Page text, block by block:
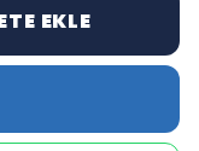
EKLE